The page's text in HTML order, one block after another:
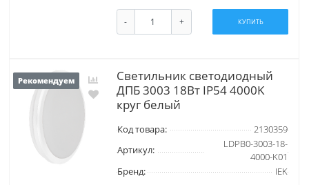
- + КУПИТЬ
Рекомендуем
Светильник светодиодный
ДПБ 3003 18Вт IP54 4000K
круг белый
Код товара:
2130359
Артикул:
LDPB0-3003-18-
4000-K01
Бренд:
IEK